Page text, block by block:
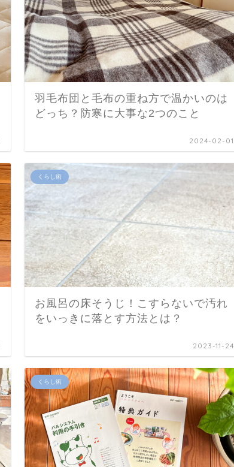
羽毛布団と毛布の重ね方で温かいのは
どっち？防寒に大事な2つのこと
2024-02-01
くらし術
お風呂の床そうじ！こすらないで汚れ
をいっきに落とす方法とは？
2023-11-24
くらし術